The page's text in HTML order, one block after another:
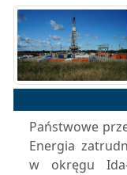
Państwowe
Energia
w okręgu